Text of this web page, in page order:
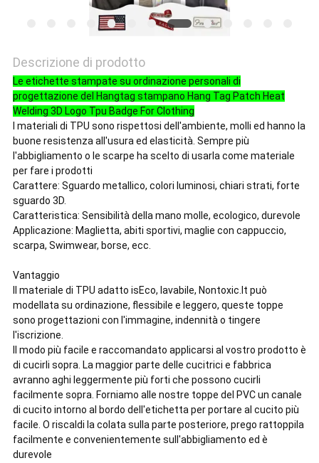
Descrizione di prodotto
Le etichette stampate su ordinazione personali di
progettazione del Hangtag stampano Hang Tag Patch Heat
Welding 3D Logo Tpu Badge For Clothing
I materiali di TPU sono rispettosi dell'ambiente, molli ed hanno la
buone resistenza all'usura ed elasticità. Sempre più
l'abbigliamento o le scarpe ha scelto di usarla come materiale
per fare i prodotti
Carattere: Sguardo metallico, colori luminosi, chiari strati, forte
sguardo 3D.
Caratteristica: Sensibilità della mano molle, ecologico, durevole
Applicazione: Maglietta, abiti sportivi, maglie con cappuccio,
scarpa, Swimwear, borse, ecc.
Vantaggio
Il materiale di TPU adatto isEco, lavabile, Nontoxic.It può
modellata su ordinazione, flessibile e leggero, queste toppe
sono progettazioni con l'immagine, indennità o tingere
l'iscrizione.
Il modo più facile e raccomandato applicarsi al vostro prodotto è
di cucirli sopra. La maggior parte delle cucitrici e fabbrica
avranno aghi leggermente più forti che possono cucirli
facilmente sopra. Forniamo alle nostre toppe del PVC un canale
di cucito intorno al bordo dell'etichetta per portare al cucito più
facile. O riscaldi la colata sulla parte posteriore, prego rattoppila
facilmente e convenientemente sull'abbigliamento ed è
durevole